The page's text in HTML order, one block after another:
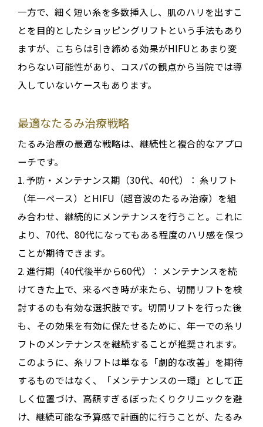
一方で、細く短い糸を多数挿入し、肌のハリを出すこ
とを目的としたショッピングリフト という手法もあり
ますが、こちらは引き締める効果がHIFUとあまり変
わらない可能性があり、コスパの観点から当院では導
入していないケースもあります。
最適なたるみ治療戦略
たるみ治療の最適な戦略は、 継続性と複合的なアプロ
ーチです。
1.予防・メンテナンス期（30代、40代）： 糸リフト
（年一ペース）とHIFU（超音波のたるみ治療）を組
み合わせ、継続的にメンテナンスを行うこと。これに
より、70代、80代になってもある程度のハリ感を保つ
ことが期待できます。
2.進行期（40代後半から60代）： メンテナンスを続
けてきた上で、来るべき時が来たら、切開リフトを検
討するのも有効な選択肢です。切開リフトを行った後
も、その効果を有効に保たせるために、年一での糸リ
フトのメンテナンスを継続することが推奨されます。
このように、糸リフトは単なる「劇的な改善」を期待
するものではなく、「メンテナンスの一環」として正
しく位置づけ、高額すぎるぼったくりクリニックを避
け、継続可能な予算感で計画的に行うことが、たるみ